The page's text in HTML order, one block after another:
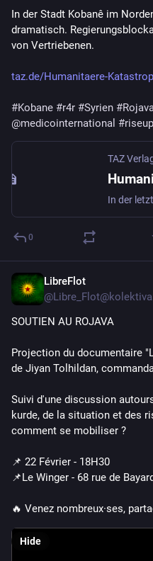
In der Stadt Kobanê im
dramatisch.
von Vertriebenen.
taz.de/Humanitaere-
#Kobane #r4r #Syrien #
@medicointernational #
TAZ
0
LibreFlot
SOUTIEN AU ROJAVA
Projection du documentaire
de Jiyan Tolhildan,
Suivi d'une discussion
kurde, de la situation et des
comment se mobiliser ?
📌 22 Février - 18H30
📌Le Winger - 68 rue de
🔥 Venez nombreux·ses,
Hide